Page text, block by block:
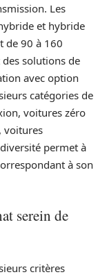
Les
et hybride
de 90 à 160
solutions de
avec option
catégories de
voitures zéro
voitures
permet à
à son
serein de
critères